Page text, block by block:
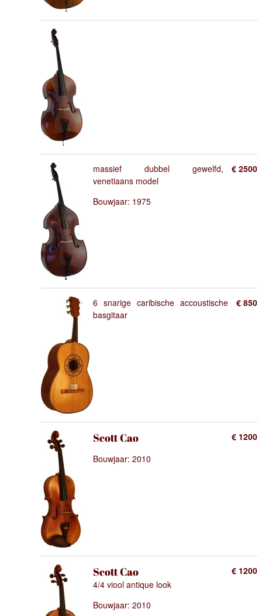
€ 2500
massief dubbel gewelfd,
venetiaans model
Bouwjaar: 1975
€ 850
6 snarige caribische accoustische
basgitaar
€ 1200
Scott Cao
Bouwjaar: 2010
€ 1200
Scott Cao
4/4 viool antique look
Bouwjaar: 2010